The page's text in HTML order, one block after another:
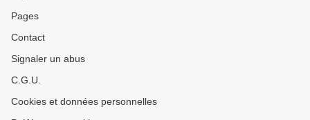
Pages
Contact
Signaler un abus
C.G.U.
Cookies et données personnelles